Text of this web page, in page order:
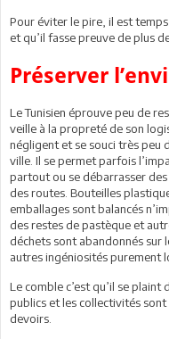
Pour éviter le pire, il est
et qu’il fasse preuve de plus
Préserver
Le Tunisien éprouve peu de
veille à la propreté de son
négligent et se souci très peu
ville. Il se permet parfois
partout ou se débarrasser
des routes. Bouteilles
emballages sont balancés
des restes de pastèque et
déchets sont abandonnés
autres ingéniosités purement
Le comble c’est qu’il se
publics et les collectivités
devoirs.